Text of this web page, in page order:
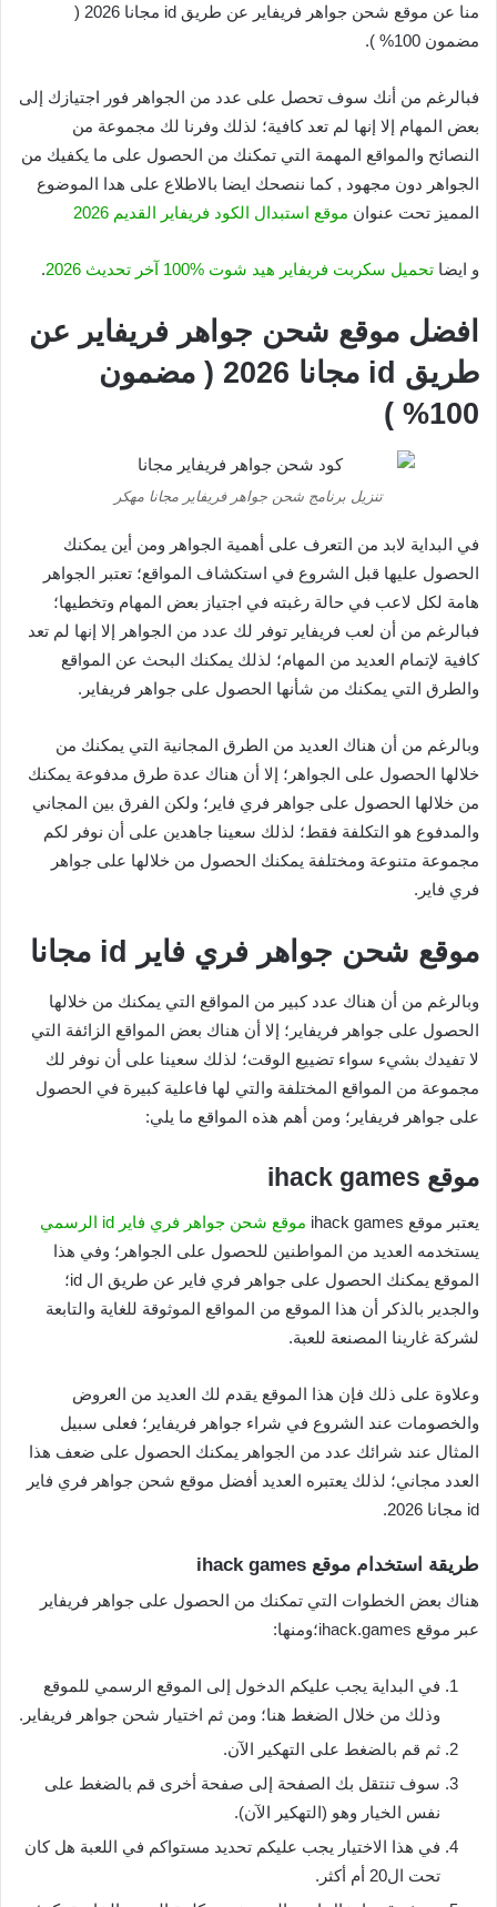
منا عن موقع شحن جواهر فريفاير عن طريق id مجانا 2026 (
مضمون 100% ).
فبالرغم من أنك سوف تحصل على عدد من الجواهر فور اجتيازك إلى
بعض المهام إلا إنها لم تعد كافية؛ لذلك وفرنا لك مجموعة من
النصائح والمواقع المهمة التي تمكنك من الحصول على ما يكفيك من
الجواهر دون مجهود , كما ننصحك ايضا بالاطلاع على هدا الموضوع
المميز تحت عنوان موقع استبدال الكود فريفاير القديم 2026
و ايضا تحميل سكربت فريفاير هيد شوت %100 آخر تحديث 2026 .
افضل موقع شحن جواهر فريفاير عن
طريق id مجانا 2026 ( مضمون
100% )
تنزيل برنامج شحن جواهر فريفاير مجانا مهكر
في البداية لابد من التعرف على أهمية الجواهر ومن أين يمكنك
الحصول عليها قبل الشروع في استكشاف المواقع؛ تعتبر الجواهر
هامة لكل لاعب في حالة رغبته في اجتياز بعض المهام وتخطيها؛
فبالرغم من أن لعب فريفاير توفر لك عدد من الجواهر إلا إنها لم تعد
كافية لإتمام العديد من المهام؛ لذلك يمكنك البحث عن المواقع
والطرق التي يمكنك من شأنها الحصول على جواهر فريفاير.
وبالرغم من أن هناك العديد من الطرق المجانية التي يمكنك من
خلالها الحصول على الجواهر؛ إلا أن هناك عدة طرق مدفوعة يمكنك
من خلالها الحصول على جواهر فري فاير؛ ولكن الفرق بين المجاني
والمدفوع هو التكلفة فقط؛ لذلك سعينا جاهدين على أن نوفر لكم
مجموعة متنوعة ومختلفة يمكنك الحصول من خلالها على جواهر
فري فاير.
موقع شحن جواهر فري فاير id مجانا
وبالرغم من أن هناك عدد كبير من المواقع التي يمكنك من خلالها
الحصول على جواهر فريفاير؛ إلا أن هناك بعض المواقع الزائفة التي
لا تفيدك بشيء سواء تضييع الوقت؛ لذلك سعينا على أن نوفر لك
مجموعة من المواقع المختلفة والتي لها فاعلية كبيرة في الحصول
على جواهر فريفاير؛ ومن أهم هذه المواقع ما يلي:
موقع ihack games
يعتبر موقع ihack games
موقع شحن جواهر فري فاير id الرسمي
يستخدمه العديد من المواطنين للحصول على الجواهر؛ وفي هذا
الموقع يمكنك الحصول على جواهر فري فاير عن طريق ال id؛
والجدير بالذكر أن هذا الموقع من المواقع الموثوقة للغاية والتابعة
لشركة غارينا المصنعة للعبة.
وعلاوة على ذلك فإن هذا الموقع يقدم لك العديد من العروض
والخصومات عند الشروع في شراء جواهر فريفاير؛ فعلى سبيل
المثال عند شرائك عدد من الجواهر يمكنك الحصول على ضعف هذا
العدد مجاني؛ لذلك يعتبره العديد أفضل موقع شحن جواهر فري فاير
id مجانا 2026.
طريقة استخدام موقع ihack games
هناك بعض الخطوات التي تمكنك من الحصول على جواهر فريفاير
عبر موقع ihack.games؛ومنها:
في البداية يجب عليكم الدخول إلى الموقع الرسمي للموقع
وذلك من خلال الضغط هنا؛ ومن ثم اختيار شحن جواهر فريفاير.
ثم قم بالضغط على التهكير الآن.
سوف تنتقل بك الصفحة إلى صفحة أخرى قم بالضغط على
نفس الخيار وهو (التهكير الآن).
في هذا الاختيار يجب عليكم تحديد مستواكم في اللعبة هل كان
تحت ال20 أم أكثر.